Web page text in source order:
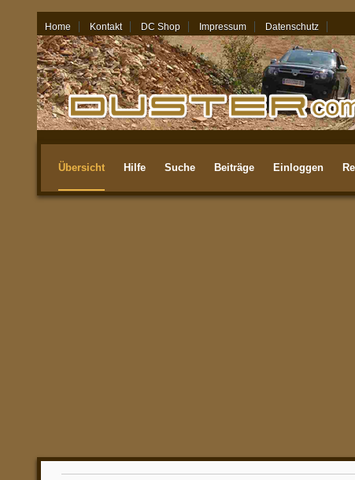
Home Kontakt DC Shop Impressum Datenschutz
06.08.26 - 23:01
Übersicht Hilfe Suche Beiträge Einloggen